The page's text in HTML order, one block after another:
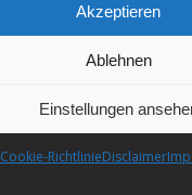
Akzeptieren
Ablehnen
Einstellungen
Cookie-RichtlinieDisclaimer